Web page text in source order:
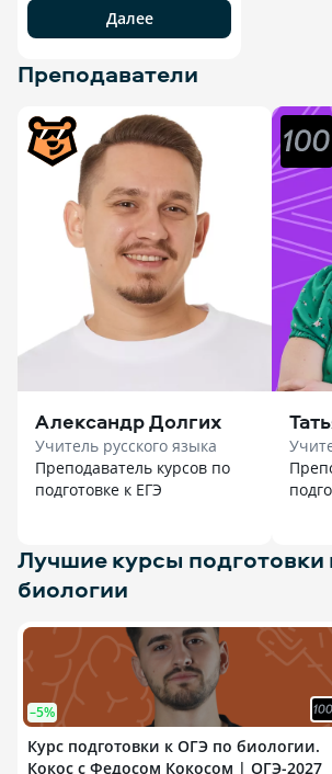
Далее
Преподаватели
Александр Долгих
Учитель русского языка
Преподаватель курсов по
подготовке к ЕГЭ
Лучшие курсы подготовки
биологии
–5%
Курс подготовки к ОГЭ по биологии.
Кокос с Федосом Кокосом | ОГЭ-2027